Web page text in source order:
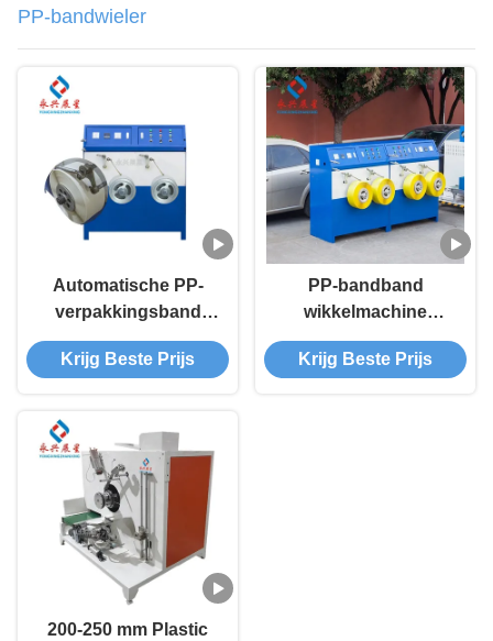
PP-bandwieler
Automatische PP-
verpakkingsband
wikkelmachine
Winkelmachine
Krijg Beste Prijs
PP-bandband
wikkelmachine
gordel-extrusielijn
Krijg Beste Prijs
200-250 mm Plastic